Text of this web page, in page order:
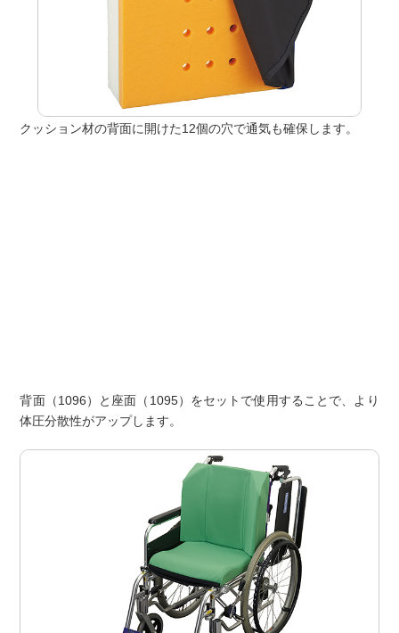
クッション材の背面に開けた12個の穴で通気も確保します。
背面（1096）と座面（1095）をセットで使用することで、より
体圧分散性がアップします。